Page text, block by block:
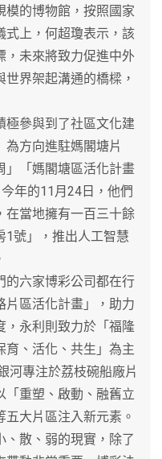
模的博物館，按照國家
式上，何超瓊表示，該
，未來將致力促進中外
界架起溝通的橋樑，
參與到了社區文化建
方向進駐媽閣塘片
」「媽閣塘區活化計畫
年的11月24日，他們
在當地擁有一百三十餘
1號」，推出人工智慧
六家博彩公司都在行
片區活化計畫」，助力
，永利則致力於「福隆
育、活化、共生」為主
河專注於荔枝碗船廠片
「重塑、啟動、融舊立
大片區注入新元素。
散、弱的現實，除了